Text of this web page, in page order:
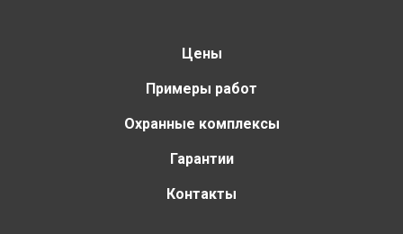
Цены
Примеры работ
Охранные комплексы
Гарантии
Контакты